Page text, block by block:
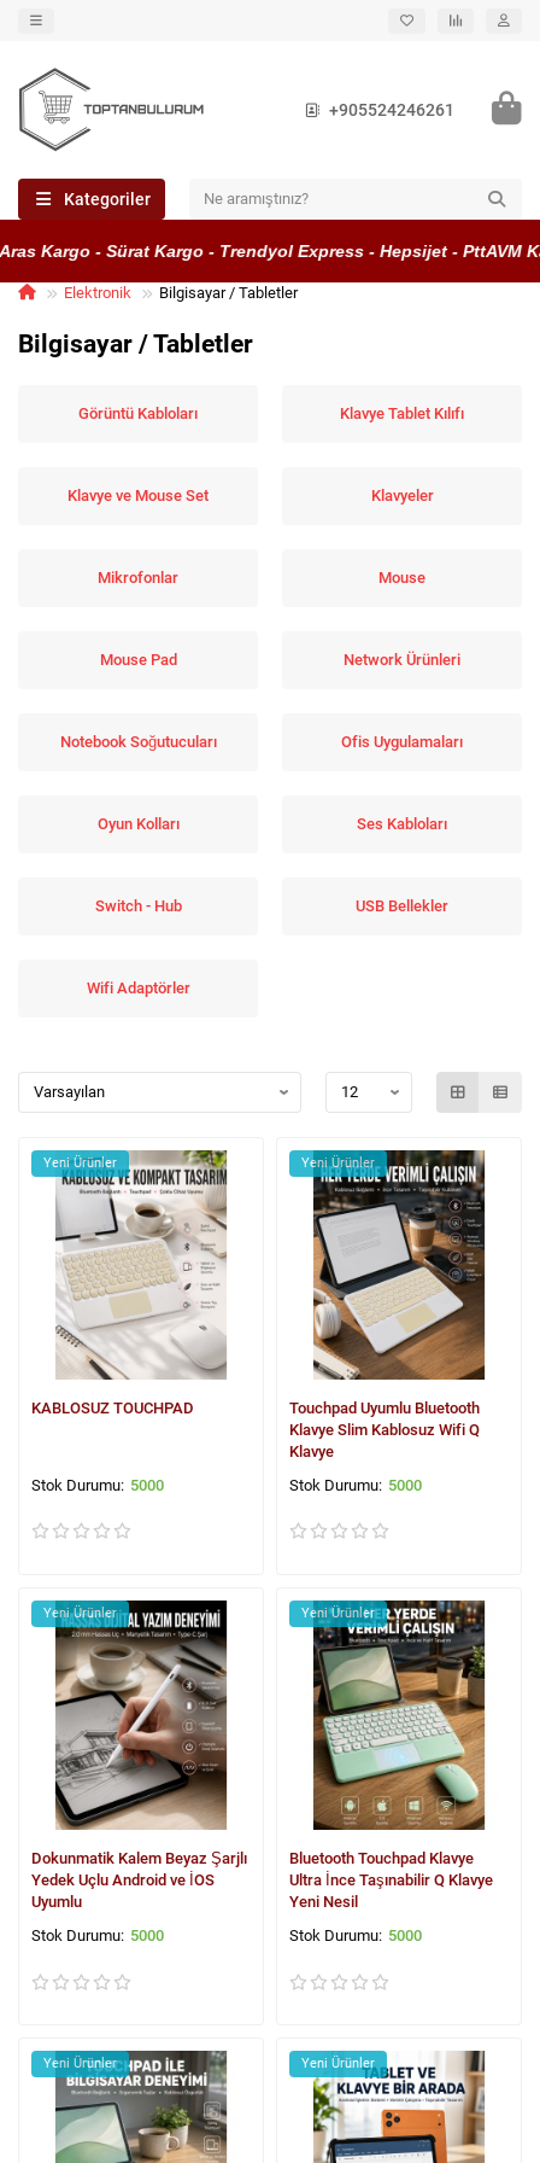
+905524246261
Kategoriler
- Sürat Kargo - Trendyol Express - Hepsijet - PttAVM Kargo
Elektronik Bilgisayar / Tabletler
Bilgisayar / Tabletler
Görüntü Kabloları Klavye Tablet Kılıfı
Klavye ve Mouse Set Klavyeler
Mikrofonlar Mouse
Mouse Pad Network Ürünleri
Notebook Soğutucuları Ofis Uygulamaları
Oyun Kolları Ses Kabloları
Switch - Hub USB Bellekler
Wifi Adaptörler
Yeni Ürünler
KABLOSUZ TOUCHPAD
5000
Yeni Ürünler
Touchpad Uyumlu Bluetooth
Klavye Slim Kablosuz Wifi Q
Klavye
5000
Yeni Ürünler
Dokunmatik Kalem Beyaz Şarjlı
Yedek Uçlu Android ve İOS
Uyumlu
5000
Yeni Ürünler
Bluetooth Touchpad Klavye
Ultra İnce Taşınabilir Q Klavye
Yeni Nesil
5000
Yeni Ürünler Yeni Ürünler